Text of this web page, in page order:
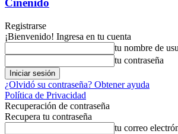
Cinenido
Registrarse
¡Bienvenido! Ingresa en tu cuenta
tu nombre de
tu contraseña
¿Olvidó su contraseña? Obtener ayuda
Política de Privacidad
Recuperación de contraseña
Recupera tu contraseña
tu correo